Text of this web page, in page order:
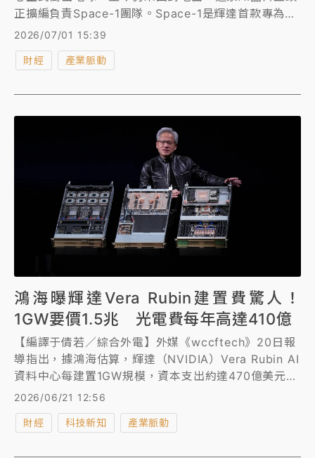
正擴編負責Space-1團隊。Space-1是輝達首款專為太
空打造的運算系統。近幾周來，這家晶片大廠再度釋出
2026/07/01 15:39
財經 產業脈動
鴻海曝輝達Vera Rubin建置費驚人！
1GW要價1.5兆 光電費每年高達410億
【編譯于倩若／綜合外電】外媒《wccftech》20日報
導指出，據鴻海估算，輝達（NVIDIA）Vera Rubin AI
資料中心每建置1GW規模，資本支出約達470億美元
（約1.49兆台幣），同時光是電費每年高達13億美元
（約410.64億台幣），隨著電力成本與建置規模同步
飆升，AI資料中心進入極高資本密集的新階段。
2026/06/21 12:56
財經 科技新知 產業脈動